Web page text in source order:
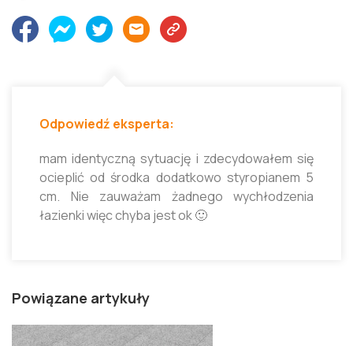
Odpowiedź eksperta:
mam identyczną sytuację i zdecydowałem się
ocieplić od środka dodatkowo styropianem 5
cm. Nie zauważam żadnego wychłodzenia
łazienki więc chyba jest ok 🙂
Powiązane artykuły